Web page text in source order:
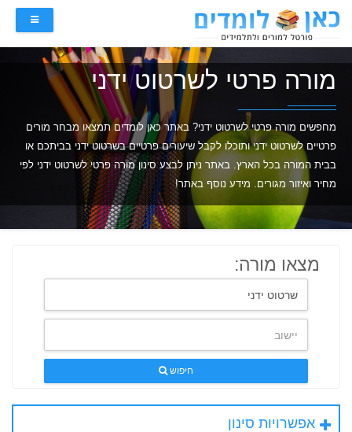
מורה פרטי לשרטוט ידני
מחפשים מורה פרטי לשרטוט ידני? באתר כאן לומדים תמצאו מבחר מורים
פרטיים לשרטוט ידני ותוכלו לקבל שיעורים פרטיים בשרטוט ידני בביתכם או
בבית המורה בכל הארץ. באתר ניתן לבצע סינון מורה פרטי לשרטוט ידני לפי
מחיר ואיזור מגורים. מידע נוסף באתר!
מצאו מורה:
חיפוש
אפשרויות סינון